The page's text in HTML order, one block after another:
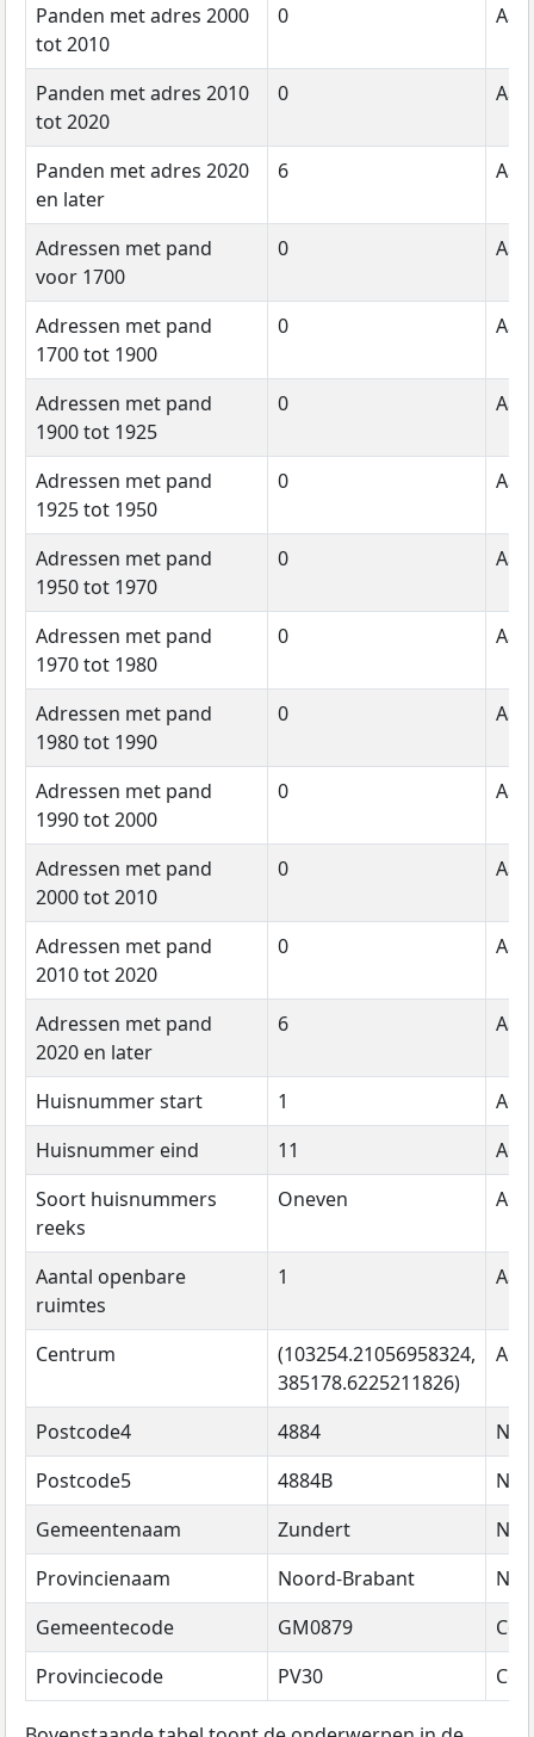
Panden met adres 2000
tot 2010
0
Panden met adres 2010
tot 2020
0
Panden met adres 2020
en later
6
Adressen met pand
voor 1700
0
Adressen met pand
1700 tot 1900
0
Adressen met pand
1900 tot 1925
0
Adressen met pand
1925 tot 1950
0
Adressen met pand
1950 tot 1970
0
Adressen met pand
1970 tot 1980
0
Adressen met pand
1980 tot 1990
0
Adressen met pand
1990 tot 2000
0
Adressen met pand
2000 tot 2010
0
Adressen met pand
2010 tot 2020
0
Adressen met pand
2020 en later
6
Huisnummer start 1
Huisnummer eind
11
Soort huisnummers
reeks
Oneven
Aantal openbare
ruimtes
1
Centrum
(103254.21056958324,
385178.6225211826)
Postcode4 4884
Postcode5
4884B
Gemeentenaam
Zundert
Provincienaam
Noord-Brabant
Gemeentecode
GM0879
Provinciecode
PV30